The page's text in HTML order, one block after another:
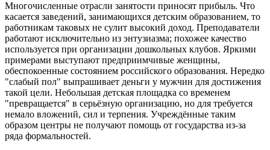
Многочисленные отрасли занятости приносят прибыль. Что
касается заведений, занимающихся детским образованием, то
работникам таковых не сулит высокий доход. Преподаватели
работают исключительно из энтузиазма; похожее качество
используется при организации дошкольных клубов. Яркими
примерами выступают предприимчивые женщины,
обеспокоенные состоянием российского образования. Нередко
"слабый пол" выпрашивает деньги у мужчин для достижения
такой цели. Небольшая детская площадка со временем
"превращается" в серьёзную организацию, но для требуется
немало вложений, сил и терпения. Учреждённые таким
образом центры не получают помощь от государства из-за
ряда формальностей.